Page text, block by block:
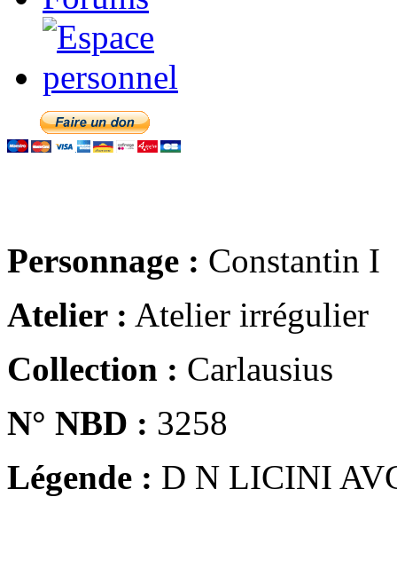
Personnage : Constantin I
Atelier : Atelier irrégulier
Collection : Carlausius
N° NBD : 3258
Légende : D N LICINI